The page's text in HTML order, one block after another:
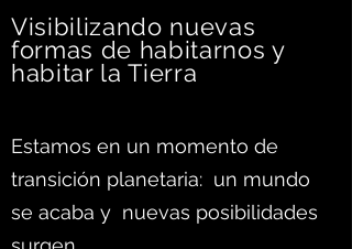
Visibilizando nuevas
formas de habitarnos y
habitar la Tierra
Estamos en un momento de
transición planetaria: un mundo
se acaba y nuevas posibilidades